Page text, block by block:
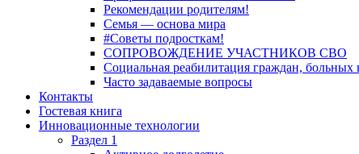
Рекомендации родителям!
Семья — основа мира
#Советы подросткам!
СОПРОВОЖДЕНИЕ УЧАСТНИКОВ СВО
Социальная реабилитация граждан, больных
Часто задаваемые вопросы
Контакты
Гостевая книга
Инновационные технологии
Раздел 1